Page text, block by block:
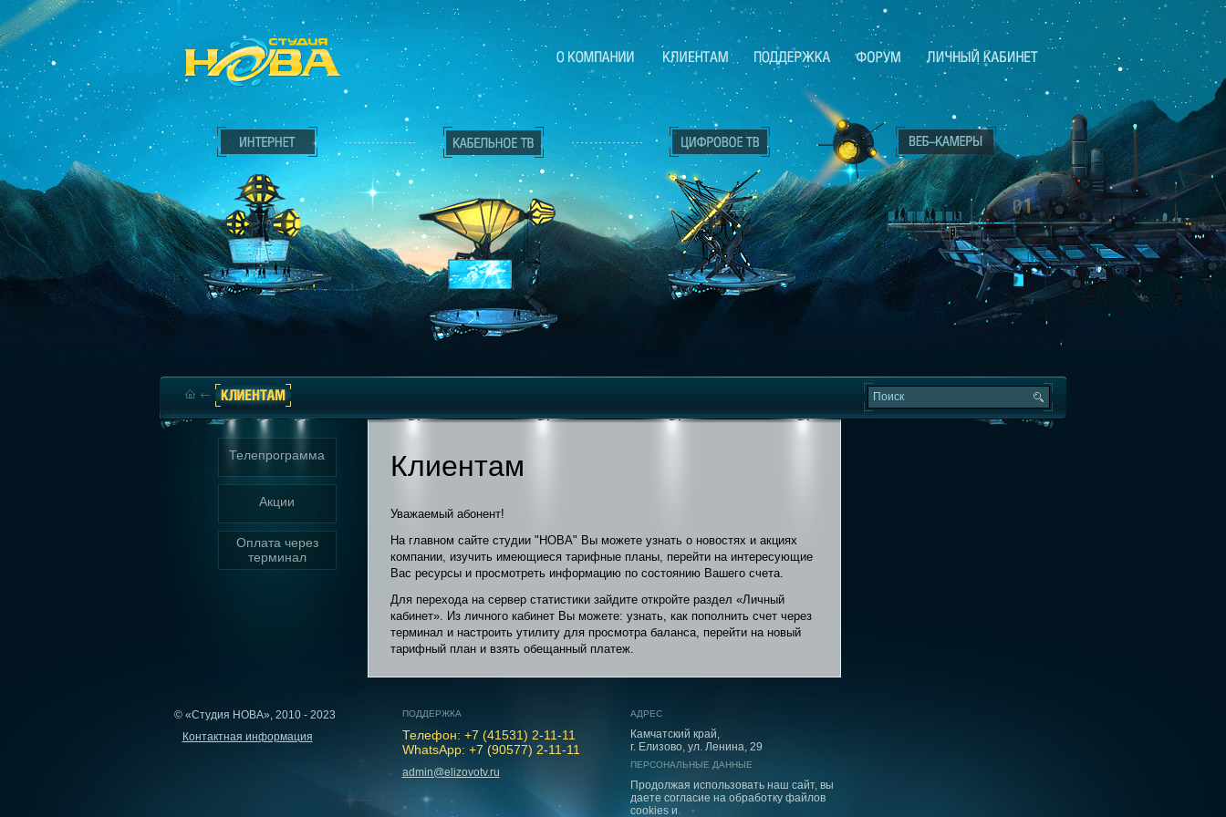
Телепрограмма
Акции
Оплата через
терминал
Клиентам
Уважаемый абонент!
На главном сайте студии "НОВА" Вы можете узнать о новостях и акциях
компании, изучить имеющиеся тарифные планы, перейти на интересующие
Вас ресурсы и просмотреть информацию по состоянию Вашего счета.
Для перехода на сервер статистики зайдите откройте раздел «Личный
кабинет». Из личного кабинет Вы можете: узнать, как пополнить счет через
терминал и настроить утилиту для просмотра баланса, перейти на новый
тарифный план и взять обещанный платеж.
© «Студия НОВА», 2010 - 2023
Контактная информация
ПОДДЕРЖКА
Телефон: +7 (41531) 2-11-11
WhatsApp: +7 (90577) 2-11-11
admin@elizovotv.ru
АДРЕС
Камчатский край,
г. Елизово, ул. Ленина, 29
ПЕРСОНАЛЬНЫЕ ДАННЫЕ
Продолжая использовать наш сайт, вы
даете согласие на обработку файлов
cookies и